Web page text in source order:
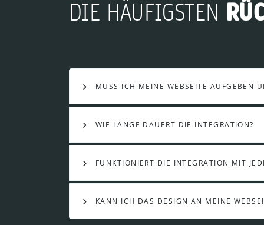
DIE HÄUFIGSTEN
MUSS ICH MEINE WEBSEITE AUFGEBEN
WIE LANGE DAUERT DIE INTEGRATION?
FUNKTIONIERT DIE INTEGRATION MIT
KANN ICH DAS DESIGN AN MEINE